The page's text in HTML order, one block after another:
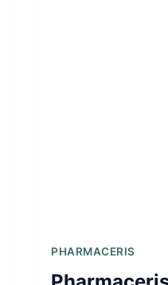
PHARMACERIS